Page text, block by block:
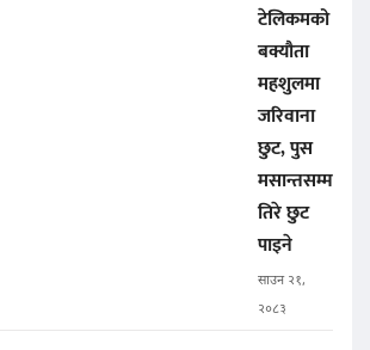
टेलिकमको
बक्यौता
महशुलमा
जरिवाना
छुट, पुस
मसान्तसम्म
तिरे छुट
पाइने
साउन २१,
२०८३